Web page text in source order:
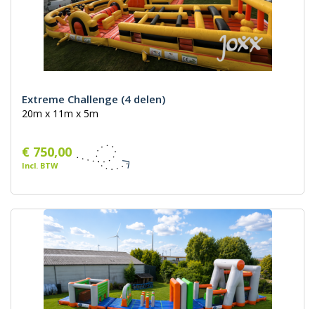
Extreme Challenge (4 delen)
20m x 11m x 5m
€ 750,00
Incl. BTW